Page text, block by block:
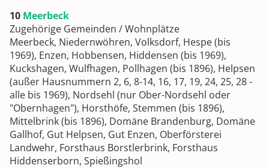
10 Meerbeck
Zugehörige Gemeinden / Wohnplätze
Meerbeck, Niedernwöhren, Volksdorf, Hespe (bis
1969), Enzen, Hobbensen, Hiddensen (bis 1969),
Kuckshagen, Wulfhagen, Pollhagen (bis 1896), Helpsen
(außer Hausnummern 2, 6, 8-14, 16, 17, 19, 24, 25, 28 -
alle bis 1969), Nordsehl (nur Ober-Nordsehl oder
"Obernhagen"), Horsthöfe, Stemmen (bis 1896),
Mittelbrink (bis 1896), Domäne Brandenburg, Domäne
Gallhof, Gut Helpsen, Gut Enzen, Oberförsterei
Landwehr, Forsthaus Borstlerbrink, Forsthaus
Hiddenserborn, Spießingshol